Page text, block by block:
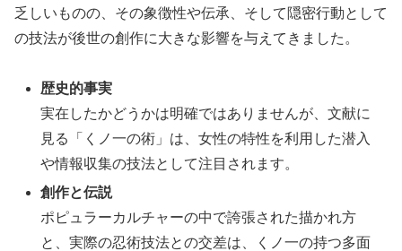
乏しいものの、その象徴性や伝承、そして隠密行動として
の技法が後世の創作に大きな影響を与えてきました。
歴史的事実
実在したかどうかは明確ではありませんが、文献に
見る「くノ一の術」は、女性の特性を利用した潜入
や情報収集の技法として注目されます。
創作と伝説
ポピュラーカルチャーの中で誇張された描かれ方
と、実際の忍術技法との交差は、くノ一の持つ多面